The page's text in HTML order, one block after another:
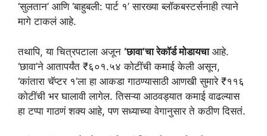
‘सुलतान’ आणि ‘बाहुबली: पार्ट १’ सारख्या ब्लॉकबस्टर्सनाही त्याने
मागे टाकलं आहे.
तथापि, या चित्रपटाला अजून ‘छावा’चा रेकॉर्ड मोडायचाआहे.
‘छावा’ने आतापर्यंत ₹६०१.५४ कोटींची कमाई केली असून,
‘कांतारा चॅप्टर १’ला हा आकडा गाठण्यासाठी आणखी सुमारे ₹११६
कोटींची भर घालावी लागेल. तिसऱ्या आठवड्यात कमाई वाढल्यास
हा टप्पा गाठणं शक्य आहे, पण सध्याच्या वेगानुसार ते कठीण दिसतं.